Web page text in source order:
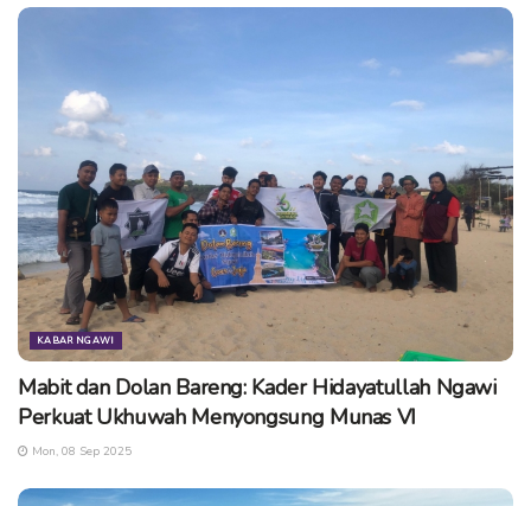
KABAR NGAWI
Mabit dan Dolan Bareng: Kader Hidayatullah Ngawi
Perkuat Ukhuwah Menyongsung Munas VI
Mon, 08 Sep 2025